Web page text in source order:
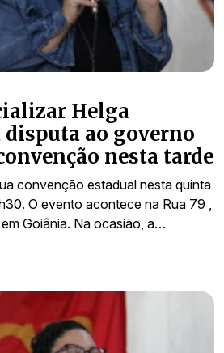
Helga
ao governo
nesta tarde
convenção estadual nesta quinta
O evento acontece na Rua 79 ,
Goiânia. Na ocasião, a…